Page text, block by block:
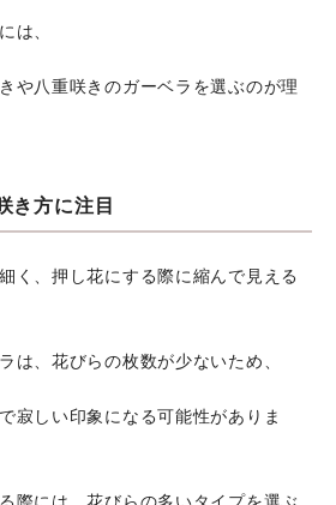
は、
や八重咲きのガーベラを選ぶのが理
き方に注目
く、押し花にする際に縮んで見える
は、花びらの枚数が少ないため、
寂しい印象になる可能性がありま